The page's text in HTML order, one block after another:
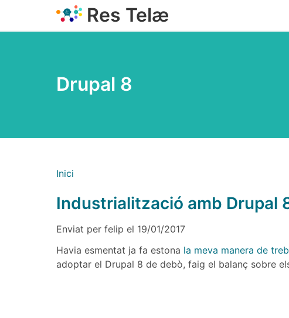
contingut
Res Telæ
Drupal 8
Fil d'ariadna
Inici
Industrialització amb Drupal
Enviat per felip el 19/01/2017
Havia esmentat ja fa estona la meva manera de
adoptar el Drupal 8 de debò, faig el balanç sobre